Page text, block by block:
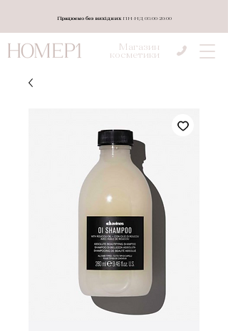
Працюємо без вихіднихПН-НД 08:00-20:00
Магазин
косметики